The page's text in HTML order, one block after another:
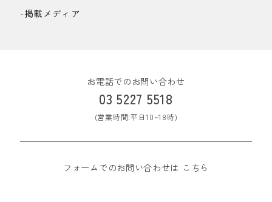
-掲載メディア
お電話でのお問い合わせ
03 5227 5518
(営業時間:平日10~18時)
フォームでのお問い合わせは こちら